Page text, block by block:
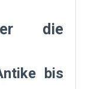
die
bis